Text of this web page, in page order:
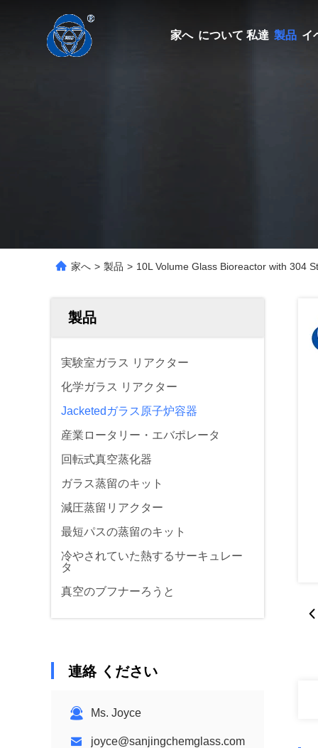
家へ について 私達 製品 イ
家へ > 製品 > 10L Volume Glass Bioreactor with 304
製品
実験室ガラス リアクター
化学ガラス リアクター
Jacketedガラス原子炉容器
産業ロータリー・エバポレータ
回転式真空蒸化器
ガラス蒸留のキット
減圧蒸留リアクター
最短パスの蒸留のキット
冷やされていた熱するサーキュレー
タ
真空のブフナーろうと
連絡 ください
Ms. Joyce
joyce@sanjingchemglass.com